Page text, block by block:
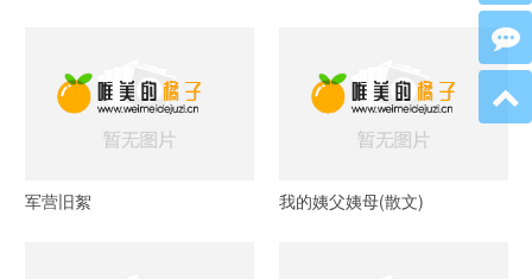
军营旧絮 我的姨父姨母(散文)